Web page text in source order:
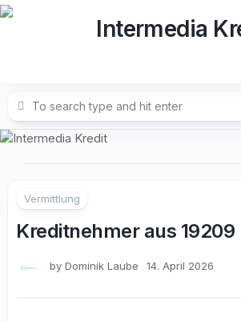
Skip
Vermittlung
Kreditnehmer aus
by Dominik Laube 14. April 2026